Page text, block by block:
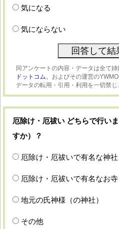
気になる
気にならない
同アンケートの内容・データは全て姉
ドットコム、 およびその運営の
データの転用・引用・利用を一切禁じ
厄除け・厄祓い どちらで行い
すか）？
厄除け・厄祓いで有名な神社
厄除け・厄祓いで有名なお寺
地元の氏神様（の神社）
その他